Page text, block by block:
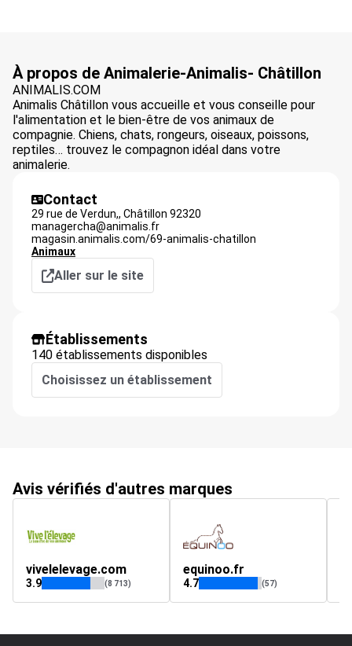
À propos de Animalerie-Animalis- Châtillon
ANIMALIS.COM
Animalis Châtillon vous accueille et vous conseille pour
l'alimentation et le bien-être de vos animaux de
compagnie. Chiens, chats, rongeurs, oiseaux, poissons,
reptiles… trouvez le compagnon idéal dans votre
animalerie.
Contact
29 rue de Verdun,, Châtillon 92320
managercha@animalis.fr
magasin.animalis.com/69-animalis-chatillon
Animaux
Aller sur le site
Établissements
140 établissements disponibles
Choisissez un établissement
Avis vérifiés d'autres marques
vivelelevage.com
3.9 (8 713)
equinoo.fr
4.7 (57)